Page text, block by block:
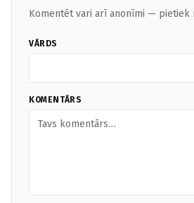
Komentēt vari arī anonīmi — pietiek
VĀRDS
KOMENTĀRS